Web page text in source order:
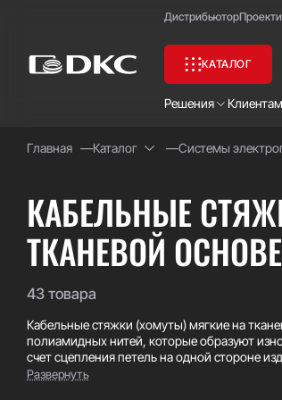
Дистрибьютор
КАТАЛОГ
Решения Клиентам
Главная Каталог Системы
КАБЕЛЬНЫЕ
ТКАНЕВОЙ ОСНОВЕ
43 товара
Кабельные стяжки (хомуты) мягкие на
полиамидных нитей, которые образуют
счет сцепления петель на одной стороне
хомутов исключает риск повреждения и
Развернуть